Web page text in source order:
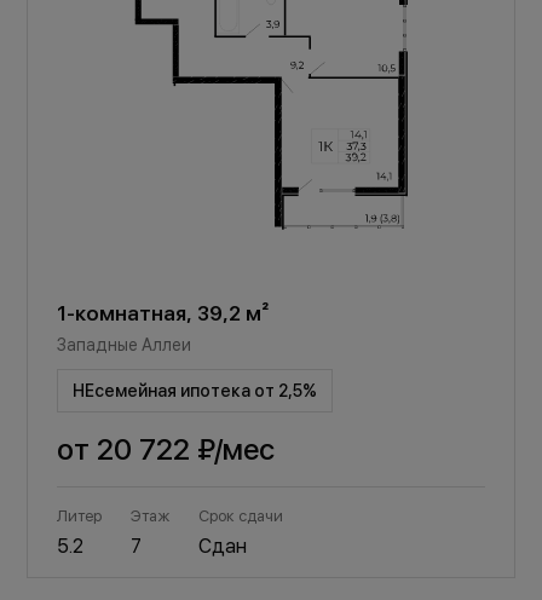
1-комнатная, 39,2 м²
Западные Аллеи
НЕсемейная ипотека от 2,5%
от 20 722 ₽/мес
Литер
5.2
Этаж
7
Срок сдачи
Сдан